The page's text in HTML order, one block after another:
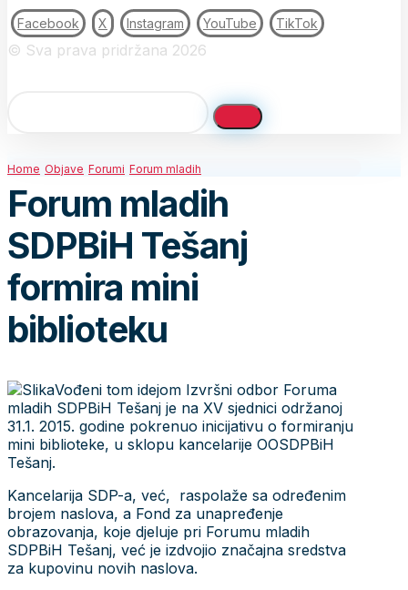
Facebook X Instagram YouTube TikTok
© Sva prava pridržana 2026
Home Objave Forumi Forum mladih
Forum mladih
SDPBiH Tešanj
formira mini
biblioteku
Vođeni tom idejom Izvršni odbor Foruma
mladih SDPBiH Tešanj je na XV sjednici održanoj
31.1. 2015. godine pokrenuo inicijativu o formiranju
mini biblioteke, u sklopu kancelarije OOSDPBiH
Tešanj.
Kancelarija SDP-a, već, raspolaže sa određenim
brojem naslova, a Fond za unapređenje
obrazovanja, koje djeluje pri Forumu mladih
SDPBiH Tešanj, već je izdvojio značajna sredstva
za kupovinu novih naslova.